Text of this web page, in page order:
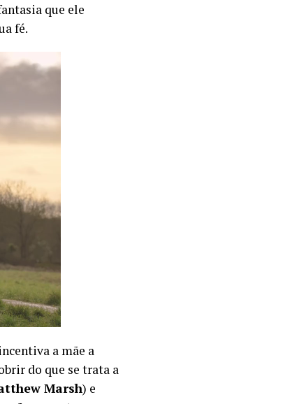
que ele
fé.
a mãe a
do que se trata a
Marsh) e